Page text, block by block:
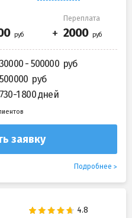
Переплата
30000 - 500000
500000
730-1 800 дней
заявку
Подробнее